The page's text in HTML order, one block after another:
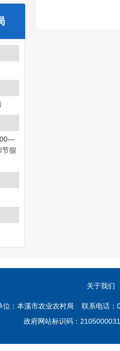
节假
关于我们
位：本溪市农业农村局 联系电话
政府网站标识码：